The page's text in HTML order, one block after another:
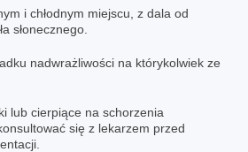
i chłodnym miejscu, z dala od
słonecznego.
nadwrażliwości na którykolwiek ze
lub cierpiące na schorzenia
się z lekarzem przed